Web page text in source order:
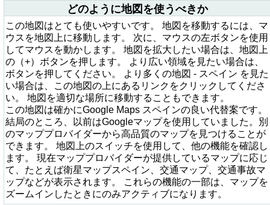
どのように地図を使うべきか
この地図はとても使いやすいです。 地図を移動するには、マ
ウスを地図上に移動します。 次に、マウスの左ボタンを使用
してマウスを動かします。 地図を拡大したい場合は、地図上
の（+）ボタンを押します。 より広い領域を見たい場合は、
ボタンを押してください。 より多くの地図 - スペイン を見た
い場合は、この地図の上にあるリンクをクリックしてくださ
い。 地図を適切な場所に移動することもできます。
この地図は確かにGoogle Maps スペインの良い代替案です。
結局のところ、以前はGoogleマップを使用していました。別
のマッププロバイダーから高品質のマップを見つけることが
できます。 地図上のスイッチを使用して、他の機能を確認し
ます。 現在マッププロバイダーが提供しているマップに応じ
て、たとえば衛星マップスペイン、交通マップ、交通事故マ
ップなどが表示されます。 これらの機能の一部は、マップを
ズームインしたときにのみアクティブになります。